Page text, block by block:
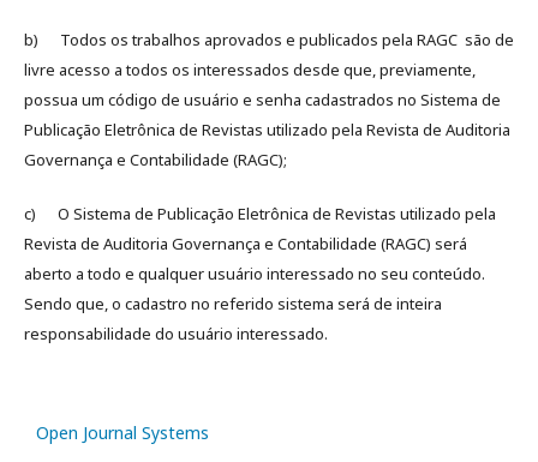
b) Todos os trabalhos aprovados e publicados pela RAGC são de
livre acesso a todos os interessados desde que, previamente,
possua um código de usuário e senha cadastrados no Sistema de
Publicação Eletrônica de Revistas utilizado pela Revista de Auditoria
Governança e Contabilidade (RAGC);
c) O Sistema de Publicação Eletrônica de Revistas utilizado pela
Revista de Auditoria Governança e Contabilidade (RAGC) será
aberto a todo e qualquer usuário interessado no seu conteúdo.
Sendo que, o cadastro no referido sistema será de inteira
responsabilidade do usuário interessado.
Open Journal Systems